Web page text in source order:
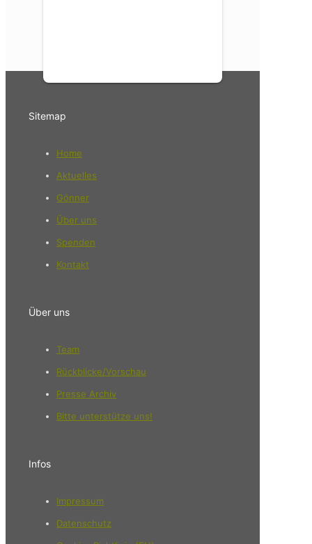
Sitemap
Home
Aktuelles
Gönner
Über uns
Spenden
Kontakt
Über uns
Team
Rückblicke/Vorschau
Presse Archiv
Bitte unterstütze uns!
Infos
Impressum
Datenschutz